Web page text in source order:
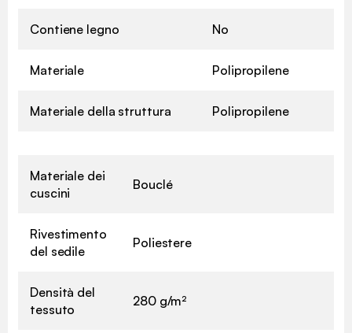
Contiene legno No
Materiale Polipropilene
Materiale della struttura Polipropilene
Materiale dei
cuscini
Bouclé
Rivestimento
del sedile
Poliestere
Densità del
tessuto
280 g/m²